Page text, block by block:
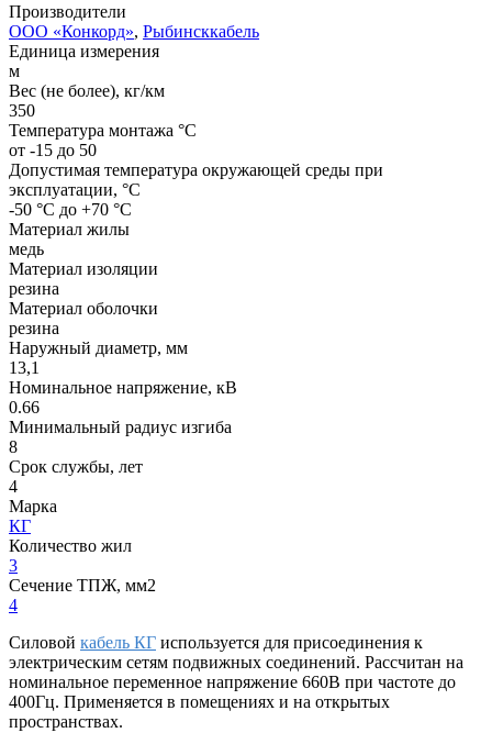
Производители
ООО «Конкорд», Рыбинсккабель
Единица измерения
м
Вес (не более), кг/км
350
Температура монтажа °C
от -15 до 50
Допустимая температура окружающей среды при
эксплуатации, °C
-50 °С до +70 °С
Материал жилы
медь
Материал изоляции
резина
Материал оболочки
резина
Наружный диаметр, мм
13,1
Номинальное напряжение, кВ
0.66
Минимальный радиус изгиба
8
Срок службы, лет
4
Марка
КГ
Количество жил
3
Сечение ТПЖ, мм2
4
Силовой кабель КГ используется для присоединения к
электрическим сетям подвижных соединений. Рассчитан на
номинальное переменное напряжение 660В при частоте до
400Гц. Применяется в помещениях и на открытых
пространствах.